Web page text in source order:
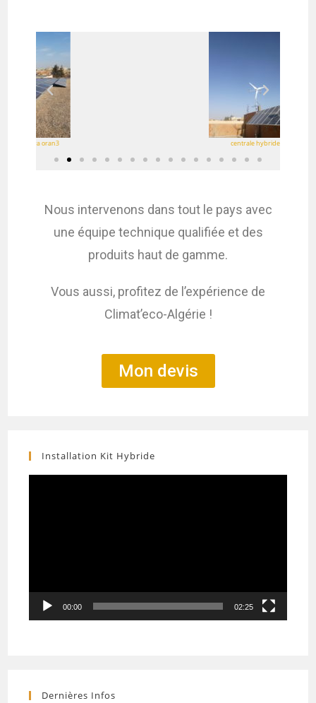
Nous intervenons dans tout le pays avec
une équipe technique qualifiée et des
produits haut de gamme.
Vous aussi, profitez de l’expérience de
Climat’eco-Algérie !
Mon devis
Installation Kit Hybride
00:00 02:25
Dernières Infos